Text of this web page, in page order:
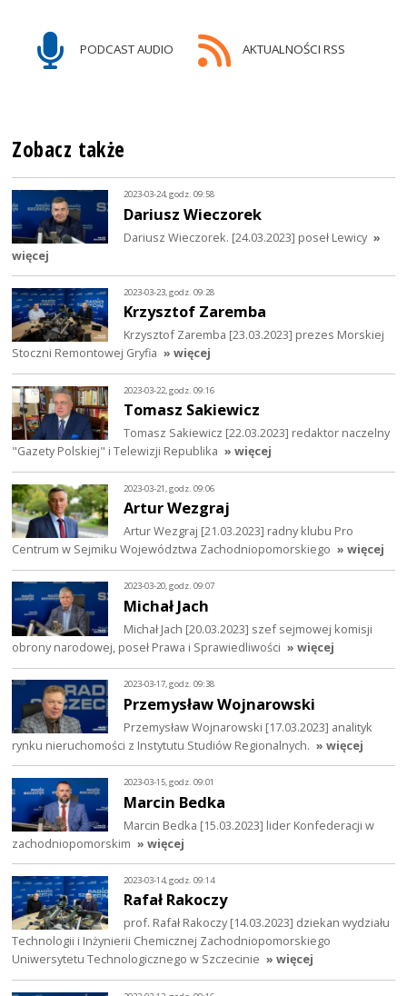
PODCAST AUDIO AKTUALNOŚCI RSS
Zobacz także
2023-03-24, godz. 09:58
Dariusz Wieczorek
Dariusz Wieczorek. [24.03.2023] poseł Lewicy »
więcej
2023-03-23, godz. 09:28
Krzysztof Zaremba
Krzysztof Zaremba [23.03.2023] prezes Morskiej
Stoczni Remontowej Gryfia » więcej
2023-03-22, godz. 09:16
Tomasz Sakiewicz
Tomasz Sakiewicz [22.03.2023] redaktor naczelny
"Gazety Polskiej" i Telewizji Republika » więcej
2023-03-21, godz. 09:06
Artur Wezgraj
Artur Wezgraj [21.03.2023] radny klubu Pro
Centrum w Sejmiku Województwa Zachodniopomorskiego » więcej
2023-03-20, godz. 09:07
Michał Jach
Michał Jach [20.03.2023] szef sejmowej komisji
obrony narodowej, poseł Prawa i Sprawiedliwości » więcej
2023-03-17, godz. 09:38
Przemysław Wojnarowski
Przemysław Wojnarowski [17.03.2023] analityk
rynku nieruchomości z Instytutu Studiów Regionalnych. » więcej
2023-03-15, godz. 09:01
Marcin Bedka
Marcin Bedka [15.03.2023] lider Konfederacji w
zachodniopomorskim » więcej
2023-03-14, godz. 09:14
Rafał Rakoczy
prof. Rafał Rakoczy [14.03.2023] dziekan wydziału
Technologii i Inżynierii Chemicznej Zachodniopomorskiego
Uniwersytetu Technologicznego w Szczecinie » więcej